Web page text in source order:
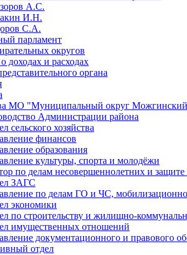
А.С.
И.Н.
С.А.
парламент
округов
доходах и расходах
органа
МО "Муниципальный округ Можгинский
Администрации района
сельского хозяйства
финансов
образования
культуры, спорта и молодёжи
по делам несовершеннолетних и защите
ЗАГС
по делам ГО и ЧС,
экономики
по строительству и жилищно-
имущественных отношений
документационного и правового
отдел